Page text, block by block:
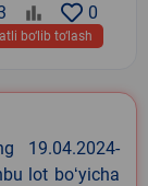
0
bo‘lib to‘lash
19.04.2024-
lot boʻyicha